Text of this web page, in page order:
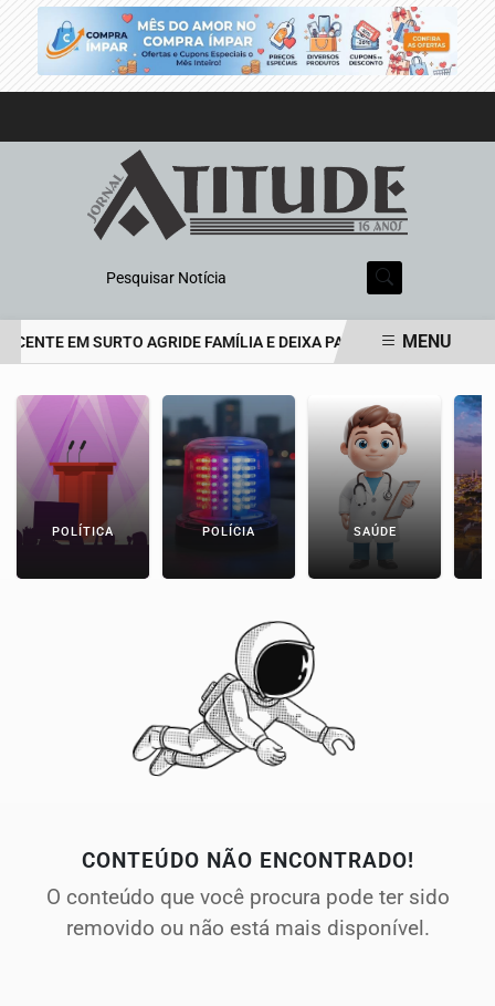
Pesquisar Notícia
EM SURTO AGRIDE FAMÍLIA E DEIXA PAI DE 69 ANOS EM
MENU
POLÍTICA POLÍCIA SAÚDE
CONTEÚDO NÃO ENCONTRADO!
O conteúdo que você procura pode ter sido
removido ou não está mais disponível.